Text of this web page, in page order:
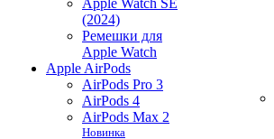
(2024)
Ремешки для
Apple Watch
Apple AirPods
AirPods Pro 3
AirPods 4
AirPods Max 2
Новинка